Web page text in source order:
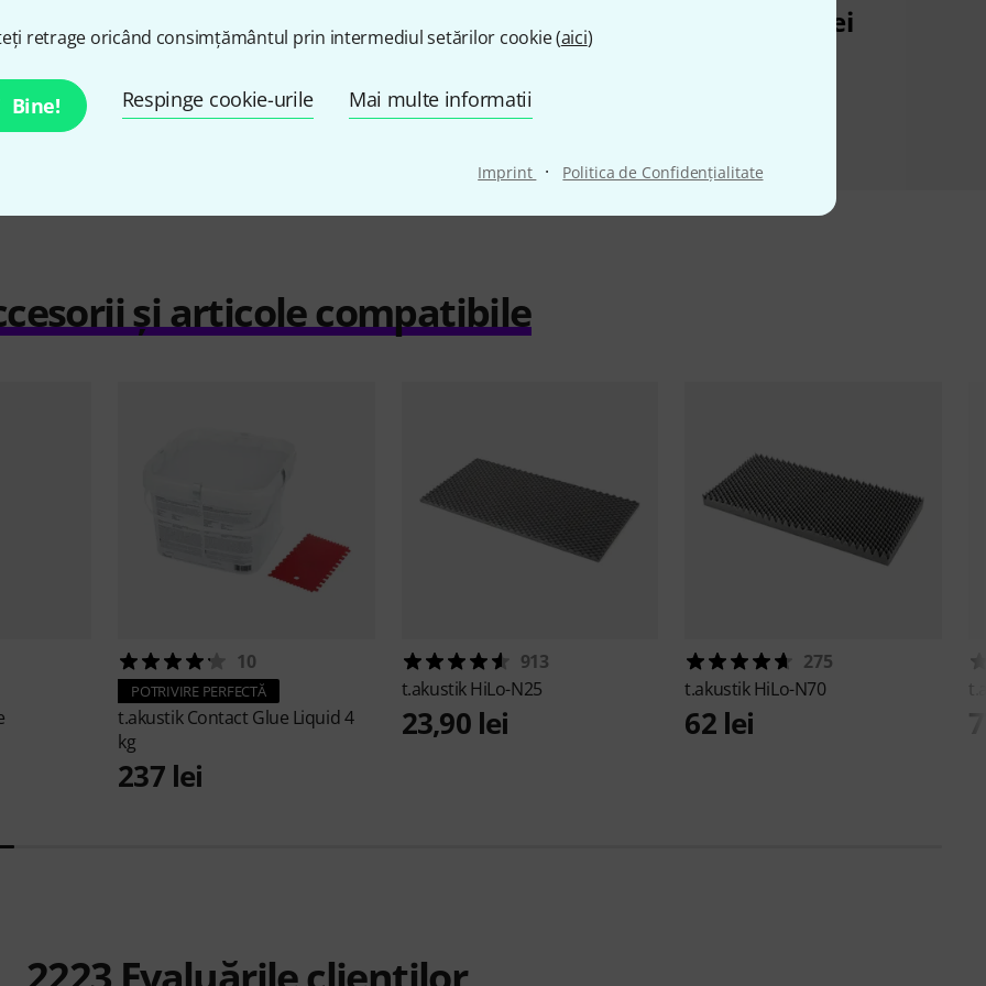
retrage oricând consimțământul prin intermediul setărilor cookie (aici)
Bine! Respinge cookie-urile Mai multe informatii
Imprint · Politica de Confidenţialitate
77 lei 62 lei 205 lei
Compară
și articole compatibile
10
POTRIVIRE PERFECTĂ
t.akustikContact Glue Liquid 4
kg
237 lei
913
t.akustikHiLo-N25
23,90 lei
275
t.akustikHiLo-N70
62 lei